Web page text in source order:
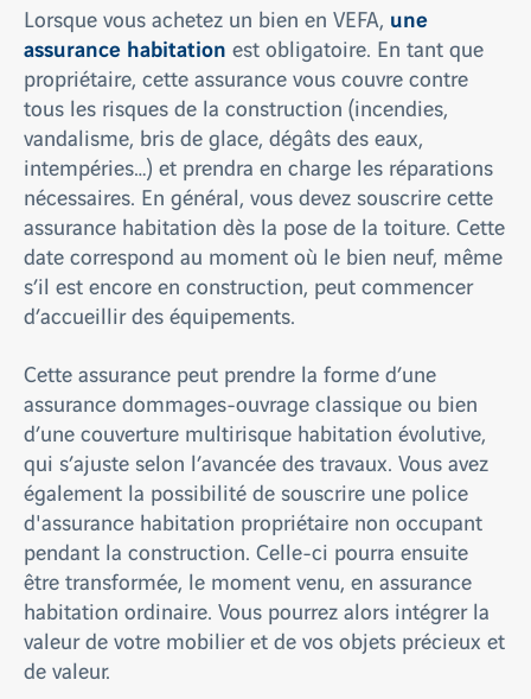
Lorsque vous achetez un bien en VEFA, une
assurance habitation est obligatoire. En tant que
propriétaire, cette assurance vous couvre contre
tous les risques de la construction (incendies,
vandalisme, bris de glace, dégâts des eaux,
intempéries…) et prendra en charge les réparations
nécessaires. En général, vous devez souscrire cette
assurance habitation dès la pose de la toiture. Cette
date correspond au moment où le bien neuf, même
s’il est encore en construction, peut commencer
d’accueillir des équipements.
Cette assurance peut prendre la forme d’une
assurance dommages-ouvrage classique ou bien
d’une couverture multirisque habitation évolutive,
qui s’ajuste selon l’avancée des travaux. Vous avez
également la possibilité de souscrire une police
d'assurance habitation propriétaire non occupant
pendant la construction. Celle-ci pourra ensuite
être transformée, le moment venu, en assurance
habitation ordinaire. Vous pourrez alors intégrer la
valeur de votre mobilier et de vos objets précieux et
de valeur.